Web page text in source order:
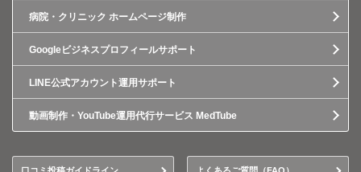
病院・クリニック ホームページ制作
Googleビジネスプロフィールサポート
LINE公式アカウント運用サポート
動画制作・YouTube運用代行サービス MedTube